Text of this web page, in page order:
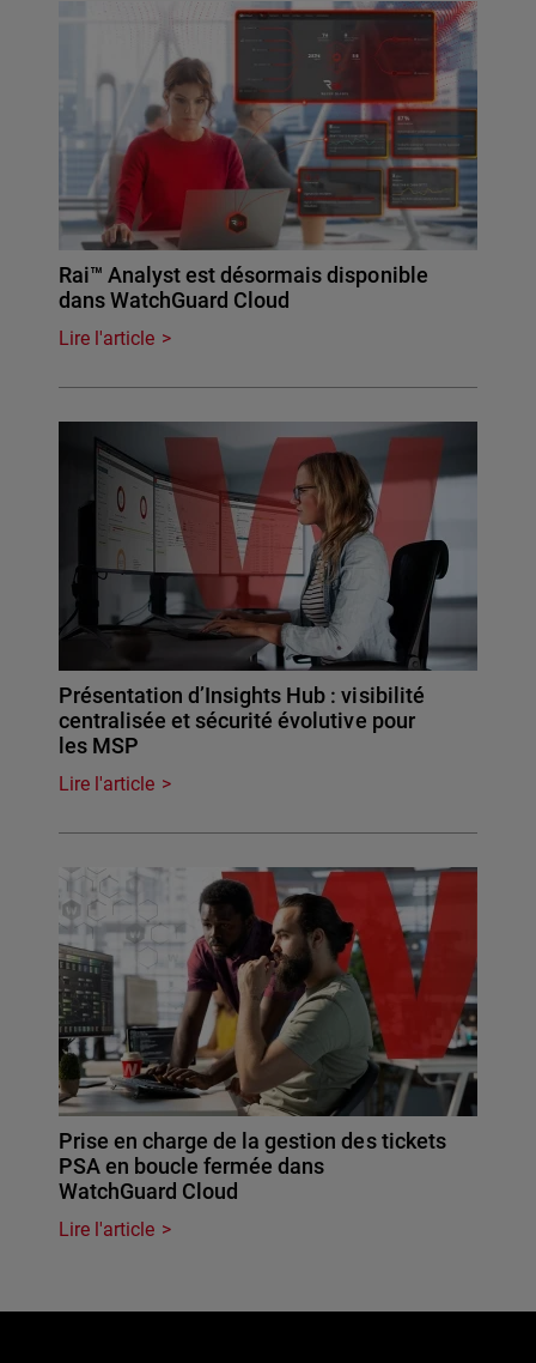
Rai™ Analyst est désormais disponible
dans WatchGuard Cloud
Lire l'article
Présentation d’Insights Hub : visibilité
centralisée et sécurité évolutive pour
les MSP
Lire l'article
Prise en charge de la gestion des tickets
PSA en boucle fermée dans
WatchGuard Cloud
Lire l'article